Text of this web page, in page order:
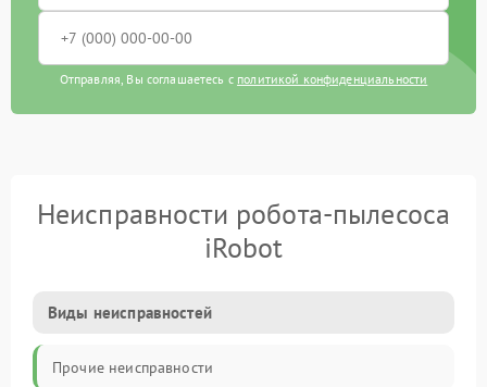
Отправляя, Вы соглашаетесь с политикой конфиденциальности
Неисправности робота-пылесоса
iRobot
Виды неисправностей
Прочие неисправности